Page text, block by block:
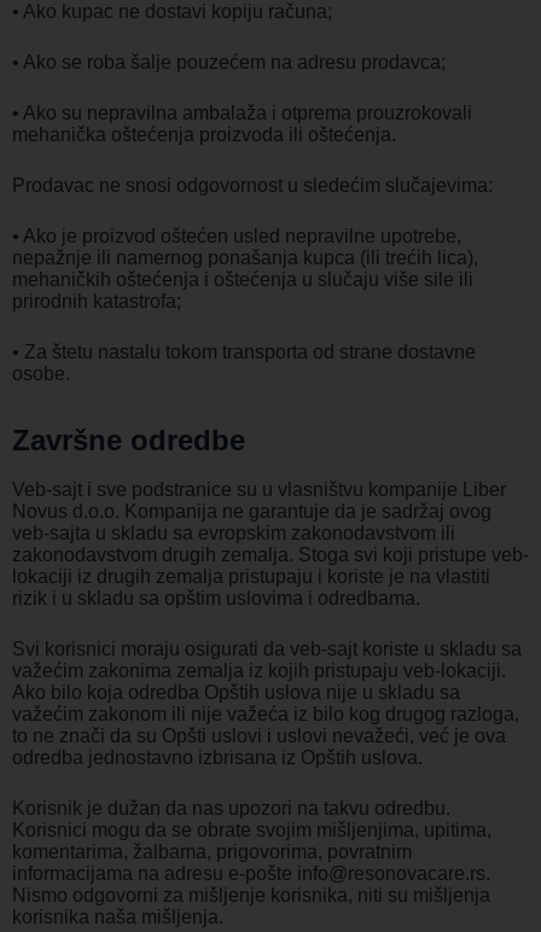
• Ako kupac ne dostavi kopiju računa;
• Ako se roba šalje pouzećem na adresu prodavca;
• Ako su nepravilna ambalaža i otprema prouzrokovali
mehanička oštećenja proizvoda ili oštećenja.
Prodavac ne snosi odgovornost u sledećim slučajevima:
• Ako je proizvod oštećen usled nepravilne upotrebe,
nepažnje ili namernog ponašanja kupca (ili trećih lica),
mehaničkih oštećenja i oštećenja u slučaju više sile ili
prirodnih katastrofa;
• Za štetu nastalu tokom transporta od strane dostavne
osobe.
Završne odredbe
Veb-sajt i sve podstranice su u vlasništvu kompanije Liber
Novus d.o.o. Kompanija ne garantuje da je sadržaj ovog
veb-sajta u skladu sa evropskim zakonodavstvom ili
zakonodavstvom drugih zemalja. Stoga svi koji pristupe veb-
lokaciji iz drugih zemalja pristupaju i koriste je na vlastiti
rizik i u skladu sa opštim uslovima i odredbama.
Svi korisnici moraju osigurati da veb-sajt koriste u skladu sa
važećim zakonima zemalja iz kojih pristupaju veb-lokaciji.
Ako bilo koja odredba Opštih uslova nije u skladu sa
važećim zakonom ili nije važeća iz bilo kog drugog razloga,
to ne znači da su Opšti uslovi i uslovi nevažeći, već je ova
odredba jednostavno izbrisana iz Opštih uslova.
Korisnik je dužan da nas upozori na takvu odredbu.
Korisnici mogu da se obrate svojim mišljenjima, upitima,
komentarima, žalbama, prigovorima, povratnim
informacijama na adresu e-pošte info@resonovacare.rs.
Nismo odgovorni za mišljenje korisnika, niti su mišljenja
korisnika naša mišljenja.